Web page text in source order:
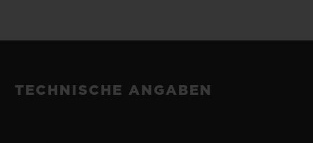
TECHNISCHE ANGABEN